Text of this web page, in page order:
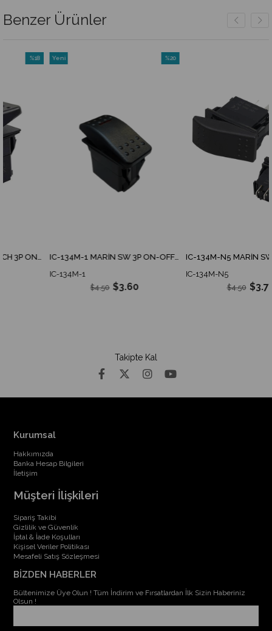
Benzer Ürünler
IC-134M MMARİN SWİTCH 3P ON-OFF 12-24V KIRMIZI - YEŞİL - MAVİ
IC-134M-1 MARİN SW 3P ON-OFF İNCE IŞIKLI 12-24V KIRMIZI - YEŞİL
IC-134M-1
$3.60
$4.50
Yeni
IC-134M-N5
$3.70
$4.50
Takipte Kal
Kurumsal
Hakkımızda
Banka Hesap Bilgileri
İletişim
Müşteri İlişkileri
Sipariş Takibi
Gizlilik ve Güvenlik
İptal & İade Koşulları
Kişisel Veriler Politikası
Mesafeli Satış Sözleşmesi
BİZDEN HABERLER
Bültenimize Üye Olun ! Tüm İndirim ve Fırsatlardan İlk Sizin Haberiniz
Olsun !